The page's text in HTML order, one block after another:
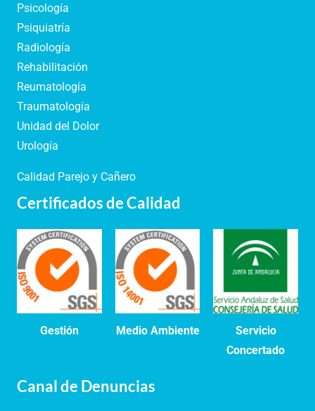
Psicología
Psiquiatría
Radiología
Rehabilitación
Reumatología
Traumatología
Unidad del Dolor
Urología
Calidad Parejo y Cañero
Certificados de Calidad
Gestión Medio Ambiente
Servicio
Concertado
Canal de Denuncias